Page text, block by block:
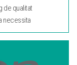
de qualitat
necessita